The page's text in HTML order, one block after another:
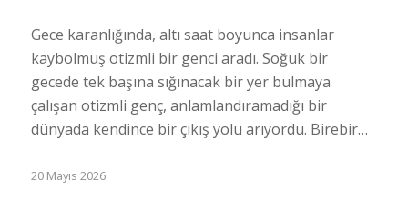
Gece karanlığında, altı saat boyunca insanlar
kaybolmuş otizmli bir genci aradı. Soğuk bir
gecede tek başına sığınacak bir yer bulmaya
çalışan otizmli genç, anlamlandıramadığı bir
dünyada kendince bir çıkış yolu arıyordu. Birebir…
20 Mayıs 2026